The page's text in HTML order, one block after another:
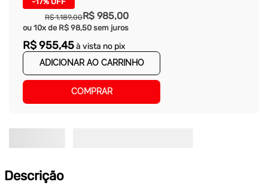
R$ 985,00
R$ 1.189,00
ou 10x de R$ 98,50 sem juros
R$955,45à vista no pix
ADICIONAR AO CARRINHO
COMPRAR
Descrição